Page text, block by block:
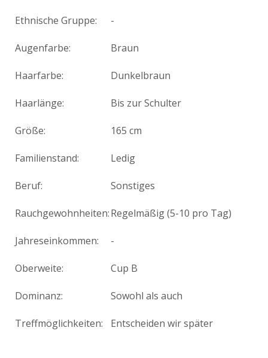
Ethnische Gruppe: -
Augenfarbe: Braun
Haarfarbe: Dunkelbraun
Haarlänge: Bis zur Schulter
Größe: 165 cm
Familienstand: Ledig
Beruf: Sonstiges
Rauchgewohnheiten:Regelmäßig (5-10 pro Tag)
Jahreseinkommen: -
Oberweite: Cup B
Dominanz: Sowohl als auch
Treffmöglichkeiten: Entscheiden wir später